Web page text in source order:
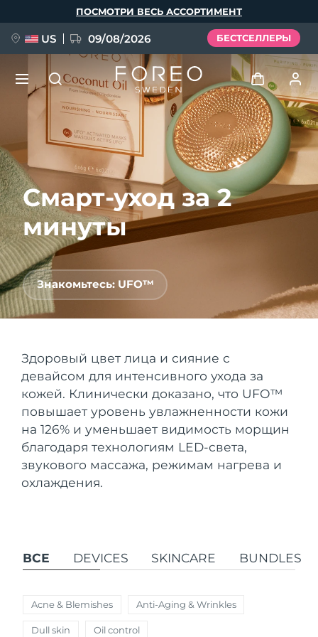
Смарт-уход за 2
минуты
Знакомьтесь: UFO™
Здоровый цвет лица и сияние с
девайсом для интенсивного ухода за
кожей. Клинически доказано, что UFO™
повышает уровень увлажненности кожи
на 126% и уменьшает видимость морщин
благодаря технологиям LED-света,
звукового массажа, режимам нагрева и
охлаждения.
ВСЕ DEVICES SKINCARE BUNDLES
Acne & Blemishes Anti-Aging & Wrinkles
Dull skin Oil control
ПОСМОТРИ ВЕСЬ АССОРТИМЕНТ
US 09/08/2026 БЕСТСЕЛЛЕРЫ
Войти
Профиль пользователя
Мои приборы
Мои подписки
НОВИНКА
FAQ™ Pure Beauty-Tech Elixir
BREAKING NEWS
issa™ Teeth Whitening Set
FAQ™ Dual LED Panel
ПОДАРКИ И НАБОРЫ
Специальные
Язык
English Deutsch
Español
Français
Italiano
Português
Polski
Svenska
Türkçe
简体中文
Страна доставки
Соединенные
Штаты
Ожидаемая дата доставки
09/08/2026
Великобритания
Ожидаемая дата доставки
Испания
Ожидаемая дата доставки
08/08/2026
Канада